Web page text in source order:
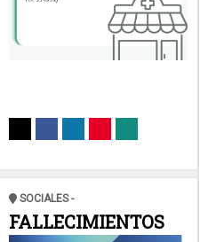
SOCIALES -
FALLECIMIENTOS